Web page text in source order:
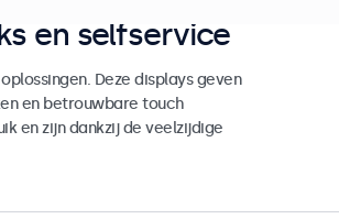
en selfservice
Deze displays geven
en betrouwbare touch
en zijn dankzij de veelzijdige